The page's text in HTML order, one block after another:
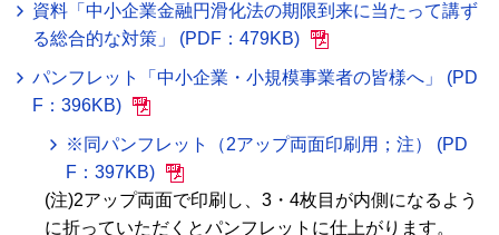
資料「中小企業金融円滑化法の期限到来に当たって講ず
る総合的な対策」 (PDF：479KB)
パンフレット「中小企業・小規模事業者の皆様へ」 (PD
F：396KB)
※同パンフレット（2アップ両面印刷用；注） (PD
F：397KB)
(注)2アップ両面で印刷し、3・4枚目が内側になるよう
に折っていただくとパンフレットに仕上がります。